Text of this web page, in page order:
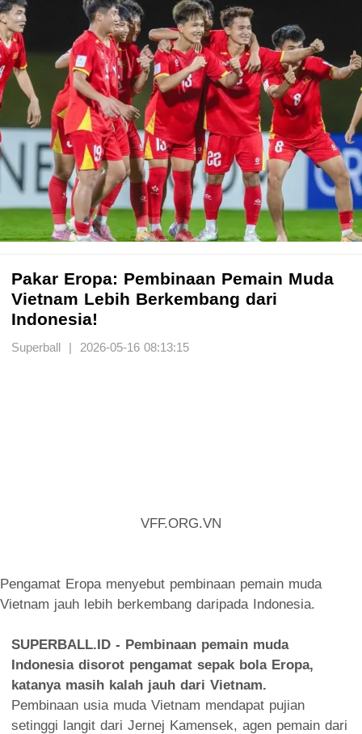
Pakar Eropa: Pembinaan Pemain Muda
Vietnam Lebih Berkembang dari
Indonesia!
Superball | 2026-05-16 08:13:15
VFF.ORG.VN
Pengamat Eropa menyebut pembinaan pemain muda
Vietnam jauh lebih berkembang daripada Indonesia.
SUPERBALL.ID - Pembinaan pemain muda
Indonesia disorot pengamat sepak bola Eropa,
katanya masih kalah jauh dari Vietnam.
Pembinaan usia muda Vietnam mendapat pujian
setinggi langit dari Jernej Kamensek, agen pemain dari